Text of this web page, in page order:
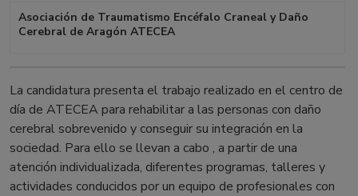
Asociación de Traumatismo Encéfalo Craneal y Daño
Cerebral de Aragón ATECEA
La candidatura presenta el trabajo realizado en el centro de
día de ATECEA para rehabilitar a las personas con daño
cerebral sobrevenido y conseguir su integración en la
sociedad. Para ello se llevan a cabo , a partir de una
atención individualizada, diferentes programas, talleres y
actividades conducidos por un equipo de profesionales con